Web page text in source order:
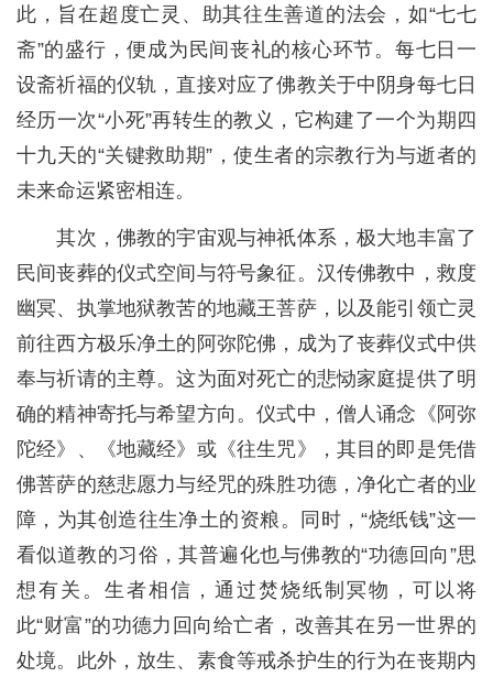
此，旨在超度亡灵、助其往生善道的法会，如“七七
斋”的盛行，便成为民间丧礼的核心环节。每七日一
设斋祈福的仪轨，直接对应了佛教关于中阴身每七日
经历一次“小死”再转生的教义，它构建了一个为期四
十九天的“关键救助期”，使生者的宗教行为与逝者的
未来命运紧密相连。
其次，佛教的宇宙观与神祇体系，极大地丰富了
民间丧葬的仪式空间与符号象征。汉传佛教中，救度
幽冥、执掌地狱教苦的地藏王菩萨，以及能引领亡灵
前往西方极乐净土的阿弥陀佛，成为了丧葬仪式中供
奉与祈请的主尊。这为面对死亡的悲恸家庭提供了明
确的精神寄托与希望方向。仪式中，僧人诵念《阿弥
陀经》、《地藏经》或《往生咒》，其目的即是凭借
佛菩萨的慈悲愿力与经咒的殊胜功德，净化亡者的业
障，为其创造往生净土的资粮。同时，“烧纸钱”这一
看似道教的习俗，其普遍化也与佛教的“功德回向”思
想有关。生者相信，通过焚烧纸制冥物，可以将
此“财富”的功德力回向给亡者，改善其在另一世界的
处境。此外，放生、素食等戒杀护生的行为在丧期内